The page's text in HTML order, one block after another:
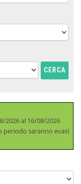
CERCA
2026 al 16/08/2026
periodo saranno evasi